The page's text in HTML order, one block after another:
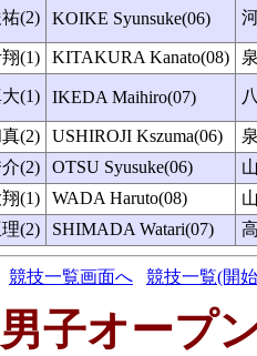
(2) KOIKE Syunsuke(06)
(1) KITAKURA Kanato(08)
(1) IKEDA Maihiro(07)
(2) USHIROJI Kszuma(06)
(2) OTSU Syusuke(06)
(1) WADA Haruto(08)
(2) SHIMADA Watari(07)
競技一覧画面へ 競技一覧(開
子オープ